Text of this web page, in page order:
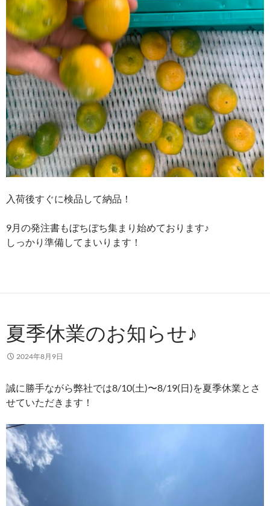
入荷後すぐに検品して納品！
9月の発注書もぼちぼち集まり始めております♪
しっかり準備してまいります！
夏季休業のお知らせ♪
2024年8月9日
誠に勝手ながら弊社では8/10(土)〜8/19(日)を夏季休業とさ
せていただきます！